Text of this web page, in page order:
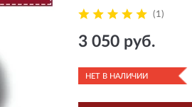
(1)
3 050 руб.
НЕТ В НАЛИЧИИ